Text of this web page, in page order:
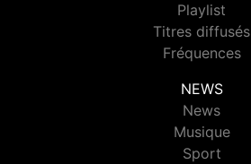
Playlist
Titres diffusés
Fréquences
NEWS
News
Musique
Sport